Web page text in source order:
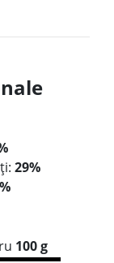
29%
100 g